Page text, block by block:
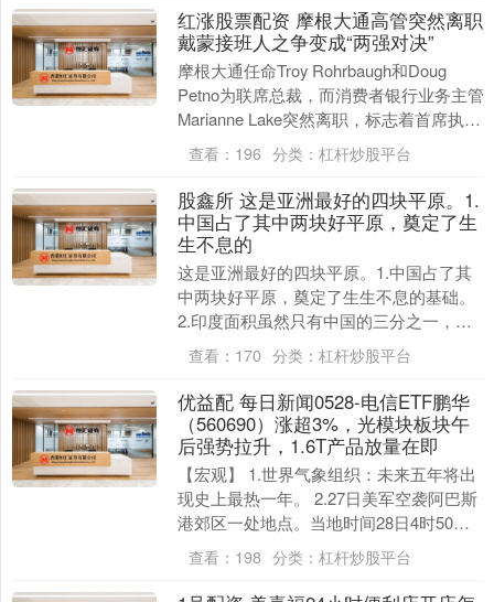
红涨股票配资 摩根大通高管突然离职
戴蒙接班人之争变成“两强对决”
摩根大通任命Troy Rohrbaugh和Doug
Petno为联席总裁，而消费者银行业务主管
Marianne Lake突然离职，标志着首席执行
官杰米·戴蒙的接....
查看： 196 分类： 杠杆炒股平台
股鑫所 这是亚洲最好的四块平原。1.
中国占了其中两块好平原，奠定了生
生不息的
这是亚洲最好的四块平原。1.中国占了其
中两块好平原，奠定了生生不息的基础。
2.印度面积虽然只有中国的三分之一，但
肥沃的恒河平原也能养育14亿人。3.湄公
河平原曾....
查看： 170 分类： 杠杆炒股平台
优益配 每日新闻0528-电信ETF鹏华
（560690）涨超3%，光模块板块午
后强势拉升，1.6T产品放量在即
【宏观】 1.世界气象组织：未来五年将出
现史上最热一年。 2.27日美军空袭阿巴斯
港郊区一处地点。当地时间28日4时50
分，伊斯兰革命卫队对发动袭击的美军空
军基....
查看： 198 分类： 杠杆炒股平台